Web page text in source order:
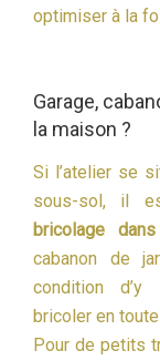
optimiser à la
Garage,
la maison ?
Si l’atelier se
sous-sol, il
bricolage
cabanon de
condition d’y
bricoler en
Pour de petits